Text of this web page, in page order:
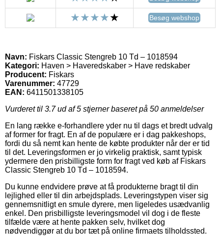
Besøg webshop
Navn: Fiskars Classic Stengreb 10 Td – 1018594
Kategori: Haven > Haveredskaber > Have redskaber
Producent: Fiskars
Varenummer: 47729
EAN: 6411501338105
Vurderet til 3.7ud af 5 stjerner baseret på 50 anmeldelser
En lang række e-forhandlere yder nu til dags et bredt udvalg
af former for fragt. En af de populære er i dag pakkeshops,
fordi du så nemt kan hente de købte produkter når der er tid
til det. Leveringsformen er jo virkelig praktisk, samt typisk
ydermere den prisbilligste form for fragt ved køb af Fiskars
Classic Stengreb 10 Td – 1018594.
Du kunne endvidere prøve at få produkterne bragt til din
lejlighed eller til din arbejdsplads. Leveringstypen viser sig
gennemsnitligt en smule dyrere, men ligeledes usædvanlig
enkel. Den prisbilligste leveringsmodel vil dog i de fleste
tilfælde være at hente pakken selv, hvilket dog
nødvendiggør at du bor tæt på online firmaets tilholdssted.